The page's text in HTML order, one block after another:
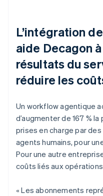
L’intégration
aide Decagon
résultats du
réduire les
Un workflow agentique
d’augmenter de 167 %
prises en charge par
agents humains, pour
Pour une autre
coûts liés aux
« Les abonnements